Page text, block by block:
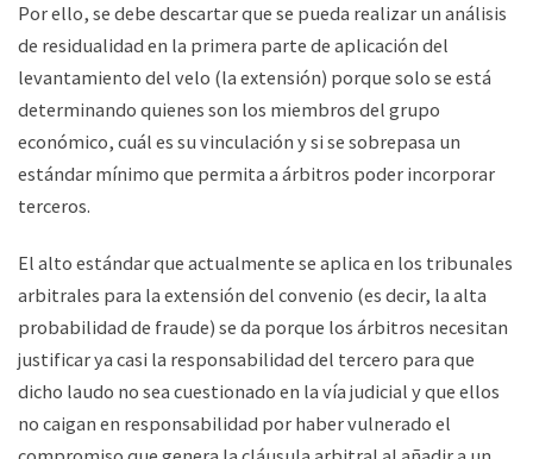
Por ello, se debe descartar que se pueda realizar un análisis
de residualidad en la primera parte de aplicación del
levantamiento del velo (la extensión) porque solo se está
determinando quienes son los miembros del grupo
económico, cuál es su vinculación y si se sobrepasa un
estándar mínimo que permita a árbitros poder incorporar
terceros.
El alto estándar que actualmente se aplica en los tribunales
arbitrales para la extensión del convenio (es decir, la alta
probabilidad de fraude) se da porque los árbitros necesitan
justificar ya casi la responsabilidad del tercero para que
dicho laudo no sea cuestionado en la vía judicial y que ellos
no caigan en responsabilidad por haber vulnerado el